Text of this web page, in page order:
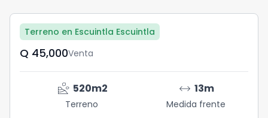
Terreno en Escuintla Escuintla
Q	45,000Venta
landslide 520m2
Terreno
arrow_range 13m
Medida frente